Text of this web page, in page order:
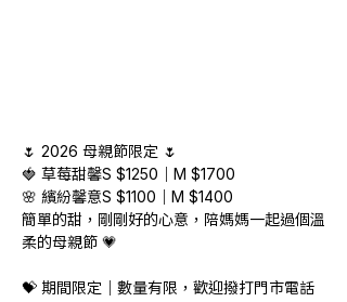
🌷 2026 母親節限定 🌷
🍓 草莓甜馨S $1250｜M $1700
🌸 繽紛馨意S $1100｜M $1400
簡單的甜，剛剛好的心意，陪媽媽一起過個溫
柔的母親節 💗
💝 期間限定｜數量有限，歡迎撥打門市電話